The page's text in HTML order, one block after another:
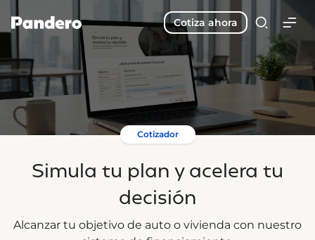
Cotiza ahora
Cotizador
Simula tu plan y acelera tu
decisión
Alcanzar tu objetivo de auto o vivienda con nuestro